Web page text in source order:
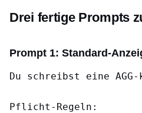
Drei fertige Prompts
Prompt 1: Standard-
Du schreibst eine
Pflicht-Regeln: